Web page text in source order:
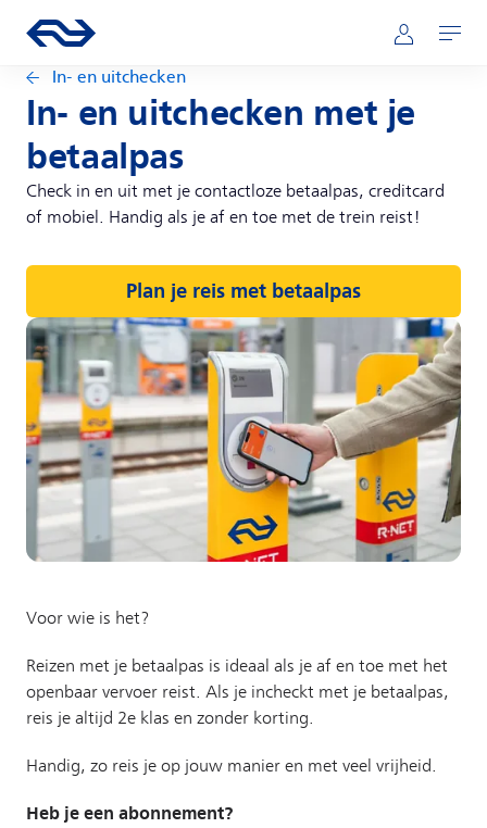
Hoofdnavigatie
Ga naar de homepage van ns.nl Mijn NS
Openen
In- en uitchecken
In- en uitchecken met je
betaalpas
Check in en uit met je contactloze betaalpas, creditcard
of mobiel. Handig als je af en toe met de trein reist!
Plan je reis met betaalpas